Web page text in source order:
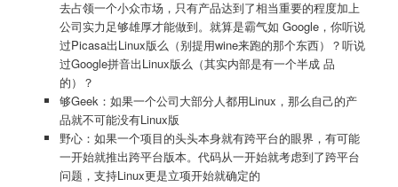
去占领一个小众市场，只有产品达到了相当重要的程度加上
公司实力足够雄厚才能做到。就算是霸气如 Google，你听说
过Picasa出Linux版么（别提用wine来跑的那个东西）？听说
过Google拼音出Linux版么（其实内部是有一个半成 品
的）？
够Geek：如果一个公司大部分人都用Linux，那么自己的产
品就不可能没有Linux版
野心：如果一个项目的头头本身就有跨平台的眼界，有可能
一开始就推出跨平台版本。代码从一开始就考虑到了跨平台
问题，支持Linux更是立项开始就确定的